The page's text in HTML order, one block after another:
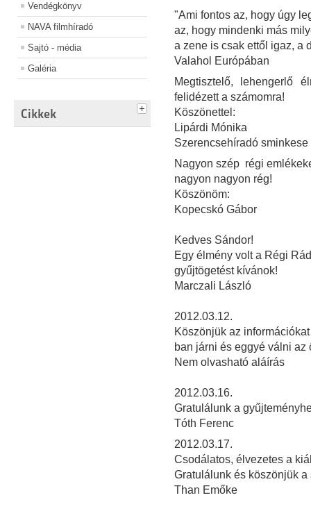
Vendégkönyv
NAVA filmhíradó
Sajtó - média
Galéria
Cikkek
"Ami fontos az, hogy úgy
az, hogy mindenki más
a zene is csak ettől igaz, a
Valahol Európában
Megtisztelő, lehengerlő
felidézett a számomra!
Köszönettel:
Lipárdi Mónika
Szerencsehíradó sminkese
Nagyon szép régi
nagyon nagyon rég!
Köszönöm:
Kopecskó Gábor
Kedves Sándor!
Egy élmény volt a Régi
gyűjtögetést kívánok!
Marczali László
2012.03.12.
Köszönjük az
ban járni és eggyé válni az
Nem olvasható aláírás
2012.03.16.
Gratulálunk a
Tóth Ferenc
2012.03.17.
Csodálatos, élvezetes a
Gratulálunk és köszönjük
Than Emőke